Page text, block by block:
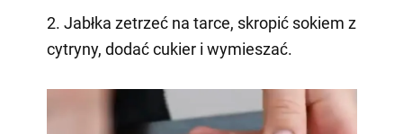
2. Jabłka zetrzeć na tarce, skropić sokiem z
cytryny, dodać cukier i wymieszać.